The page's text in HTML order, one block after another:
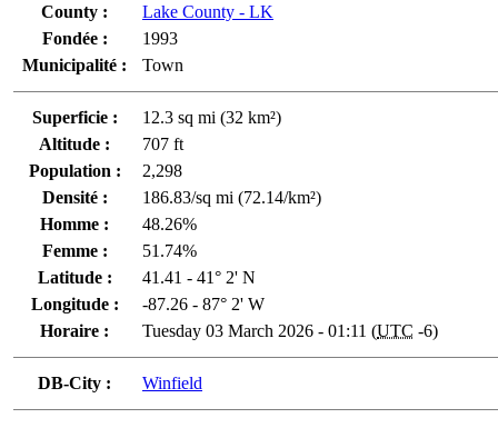
County :
Lake County - LK
Fondée :
1993
Municipalité :
Town
Superficie :
12.3 sq mi (32 km²)
Altitude :
707 ft
Population :
2,298
Densité :
186.83/sq mi (72.14/km²)
Homme :
48.26%
Femme :
51.74%
Latitude :
41.41 - 41° 2' N
Longitude :
-87.26 - 87° 2' W
Horaire :
Tuesday 03 March 2026 - 01:11 (UTC -6)
DB-City : Winfield